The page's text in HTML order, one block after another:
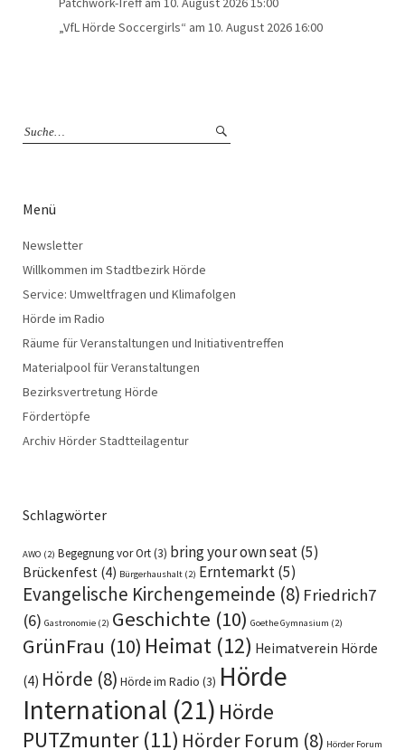
„VfL Hörde Soccergirls“ am 10. August 2026 16:00
Menü
Newsletter
Willkommen im Stadtbezirk Hörde
Service: Umweltfragen und Klimafolgen
Hörde im Radio
Räume für Veranstaltungen und Initiativentreffen
Materialpool für Veranstaltungen
Bezirksvertretung Hörde
Fördertöpfe
Archiv Hörder Stadtteilagentur
Schlagwörter
AWO (2) Begegnung vor Ort(3) bring your own seat(5)
Brückenfest (4) Bürgerhaushalt (2) Erntemarkt(5)
Evangelische Kirchengemeinde (8) Friedrich7
(6) Gastronomie (2) Geschichte (10) Goethe Gymnasium (2)
GrünFrau (10) Heimat (12) Heimatverein Hörde
(4) Hörde (8) Hörde im Radio (3) Hörde
International (21) Hörde
PUTZmunter(11) Hörder Forum (8) Hörder Forum